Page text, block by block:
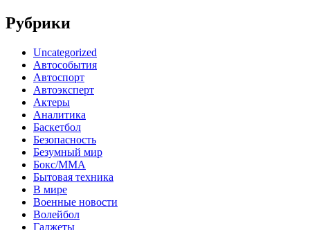
Рубрики
Uncategorized
Автособытия
Автоспорт
Автоэксперт
Актеры
Аналитика
Баскетбол
Безопасность
Безумный мир
Бокс/MMA
Бытовая техника
В мире
Военные новости
Волейбол
Гаджеты